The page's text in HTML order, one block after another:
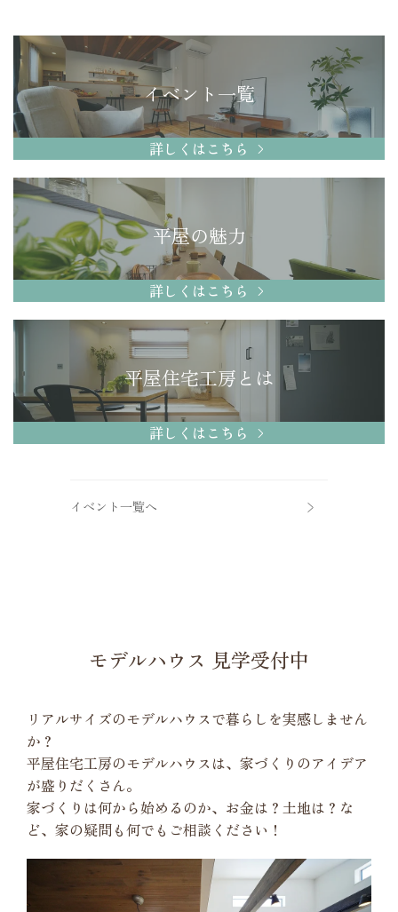
イベント一覧
詳しくはこちら
平屋の魅力
詳しくはこちら
平屋住宅工房とは
詳しくはこちら
イベント一覧へ
モデルハウス 見学受付中
リアルサイズのモデルハウスで暮らしを実感しません
か？
平屋住宅工房のモデルハウスは、家づくりのアイデア
が盛りだくさん。
家づくりは何から始めるのか、お金は？土地は？な
ど、家の疑問も何でもご相談ください！